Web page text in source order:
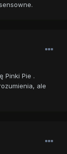
Pinki Pie .
ale